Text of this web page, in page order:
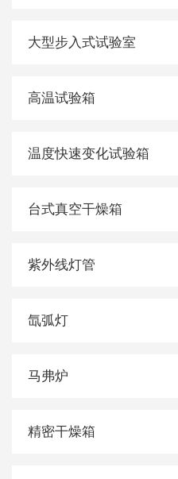
大型步入式试验室
高温试验箱
温度快速变化试验箱
台式真空干燥箱
紫外线灯管
氙弧灯
马弗炉
精密干燥箱